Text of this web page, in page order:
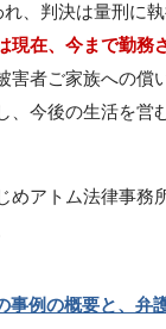
、判決は量刑に
現在、今まで勤務
害者ご家族への償
、今後の生活を営
めアトム法律事務
事例の概要と、弁